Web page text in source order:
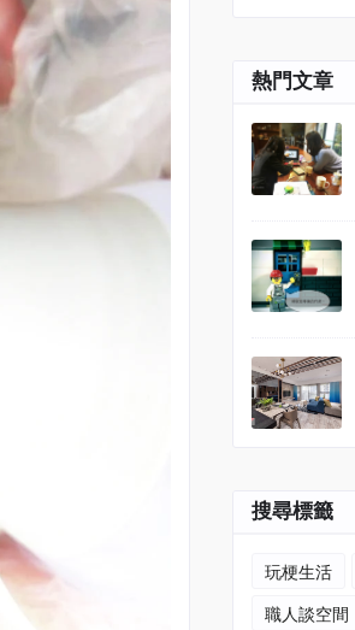
熱門文章
搜尋標籤
玩梗生活
職人談空間